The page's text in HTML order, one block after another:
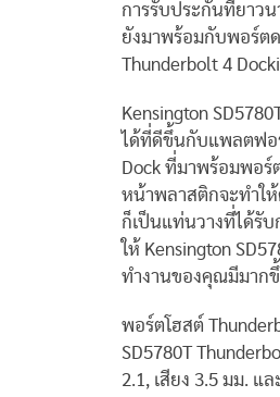
การรับประกันที่ยาวน
ยังมาพร้อมกับพอร์ต
Thunderbolt 4
Kensington
ได้ที่ดีขึ้นกับแพลตฟอ
Dock ที่มาพร้อมพอ
หน้าพลาสติกจะทำใ
ก็เป็นแท่นวางที่ได้รั
ให้ Kensington
ทำงานของคุณมีมาก
พอร์ตโฮสต์
SD5780T
2.1, เสียง 3.5 มม. แ